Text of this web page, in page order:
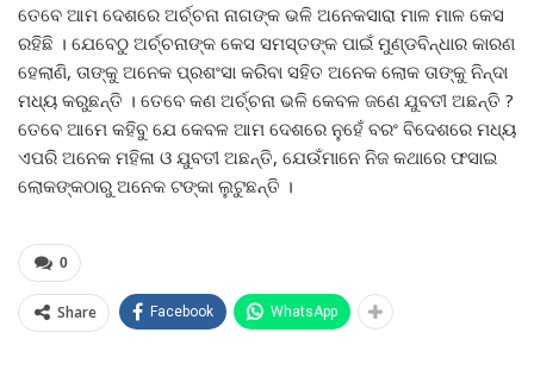
ତେବେ ଆମ ଦେଶରେ ଅର୍ଚ୍ଚନା ନାଗଙ୍କ ଭଳି ଅନେକସାରା ମାଳ ମାଳ କେସ
ରହିଛି । ଯେବେଠୁ ଅର୍ଚ୍ଚନାଙ୍କ କେସ ସମସ୍ତଙ୍କ ପାଇଁ ମୁଣ୍ଡବିନ୍ଧାର କାରଣ
ହେଲାଣି, ତାଙ୍କୁ ଅନେକ ପ୍ରଶଂସା କରିବା ସହିତ ଅନେକ ଲୋକ ତାଙ୍କୁ ନିନ୍ଦା
ମଧ୍ୟ କରୁଛନ୍ତି । ତେବେ କଣ ଅର୍ଚ୍ଚନା ଭଳି କେବଳ ଜଣେ ଯୁବତୀ ଅଛନ୍ତି ?
ତେବେ ଆମେ କହିବୁ ଯେ କେବଳ ଆମ ଦେଶରେ ନୁହେଁ ବରଂ ବିଦେଶରେ ମଧ୍ୟ
ଏପରି ଅନେକ ମହିଳା ଓ ଯୁବତୀ ଅଛନ୍ତି, ଯେଉଁମାନେ ନିଜ କଥାରେ ଫସାଇ
ଲୋକଙ୍କଠାରୁ ଅନେକ ଟଙ୍କା ଲୁଟୁଛନ୍ତି ।
0
Share Facebook WhatsApp